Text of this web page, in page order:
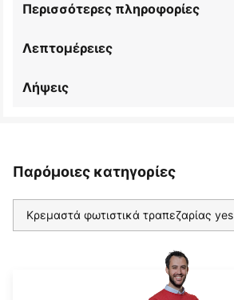
Λεπτομέρειες
Περισσότερες πληροφορίες
Λήψεις
Παρόμοιες κατηγορίες
Κρεμαστά φωτιστικά τραπεζαρίας yes